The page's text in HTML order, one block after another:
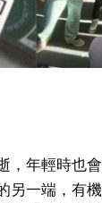
，年輕時也
另一端，有